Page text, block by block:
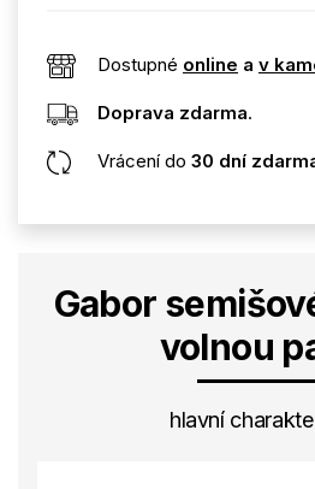
Dostupné online a v
Doprava zdarma.
Vrácení do 30 dní
Gabor
volnou
hlavní